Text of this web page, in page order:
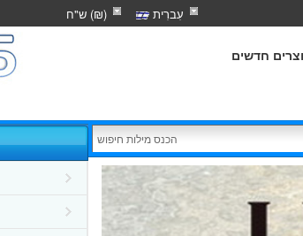
עִברִית ש"ח (₪)
חדשים